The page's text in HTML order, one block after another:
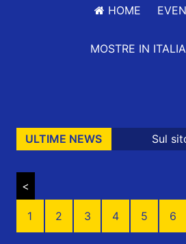
HOME
MOSTRE IN
ULTIME NEWS
Sul sito
<
1 2 3 4 5 6